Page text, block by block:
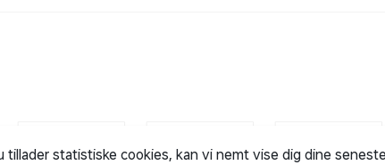
egnet til børn under 3 år på grund af de
tillader statistiske cookies, kan vi nemt vise dig dine